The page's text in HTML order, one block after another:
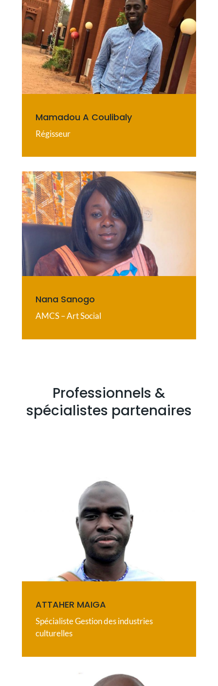
Mamadou A Coulibaly
Régisseur
Nana Sanogo
AMCS – Art Social
Professionnels &
spécialistes partenaires
ATTAHER MAIGA
Spécialiste Gestion des industries
culturelles